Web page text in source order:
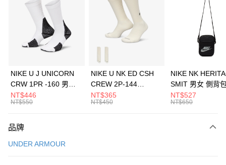
3 期 0 利率 每期 21家銀行
合作金庫商業銀行
第一商業銀行
華南商業銀行
彰化商業銀行
上海商業儲蓄銀行
元大商業銀行
台灣樂天信用卡公司
Apple Pay
全盈+PAY
AFTEE先享後付
【關於「AFTEE先享後付」】
便利好安心！
運送方式
NIKE U J UNICORN
CRW 1PR -160 男女
中統襪 FZ3393100
NT$446
NT$550
NIKE U NK ED CSH
CREW 2P-144
EMBRDY 男女 短統襪
FZ3073133
NT$365
NT$450
NIKE NK
SMIT 男女 側背
BA5871010
NT$527
NT$650
品牌
UNDER ARMOUR